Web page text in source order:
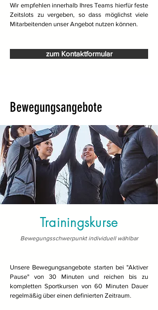
Wir empfehlen innerhalb Ihres Teams hierfür feste
Zeitslots zu vergeben, so dass möglichst viele
Mitarbeitenden unser Angebot nutzen können.
zum Kontaktformular
Bewegungsangebote
Trainingskurse
Bewegungsschwerpunkt individuell wählbar
Unsere Bewegungsangebote starten bei "Aktiver
Pause" von 30 Minuten und reichen bis zu
kompletten Sportkursen von 60 Minuten Dauer
regelmäßig über einen definierten Zeitraum.